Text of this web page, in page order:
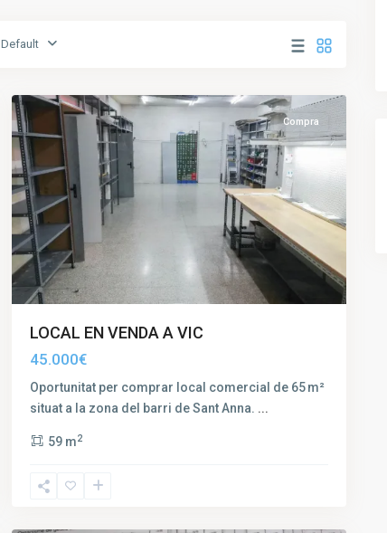
Default
Compra
LOCAL EN VENDA A VIC
45.000€
Oportunitat per comprar local comercial de 65 m²
situat a la zona del barri de Sant Anna. ...
59 m2